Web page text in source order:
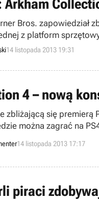
Arkham
Bros. zapowiedział
z platform
14 listopada 2013 19:31
4 – nową
zbliżającą się premierą
można zagrać na
14 listopada 2013 17:17
piraci